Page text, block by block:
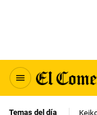
Temas del día